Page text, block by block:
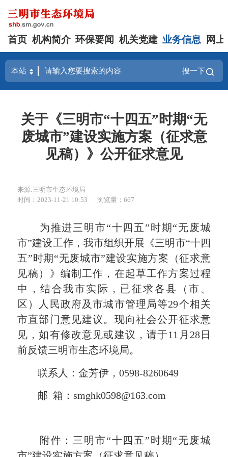
首页 机构简介 环保要闻 机关党建 业务信息 网
搜一下
关于《三明市“十四五”时期“无
废城市”建设实施方案（征求意
见稿）》公开征求意见
来源:三明市生态环境局
时间：2023-11-21 10:53
浏览量：667
为推进三明市“十四五”时期“无废城
市”建设工作，我市组织开展《三明市“十四
五”时期“无废城市”建设实施方案（征求意
见稿）》编制工作，在起草工作方案过程
中，结合我市实际，已征求各县（市、
区）人民政府及市城市管理局等29个相关
市直部门意见建议。现向社会公开征求意
见，如有修改意见或建议，请于11月28日
前反馈三明市生态环境局。
联系人：金芳伊，0598-8260649
邮 箱：smghk0598@163.com
附件：三明市“十四五”时期“无废城